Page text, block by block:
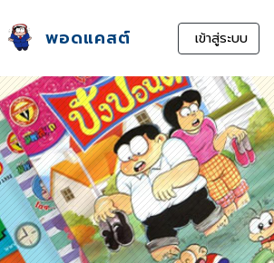
พอดแคสต์ เข้าสู่ระบบ